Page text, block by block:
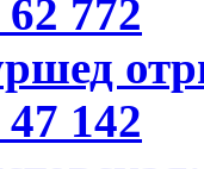
772
142